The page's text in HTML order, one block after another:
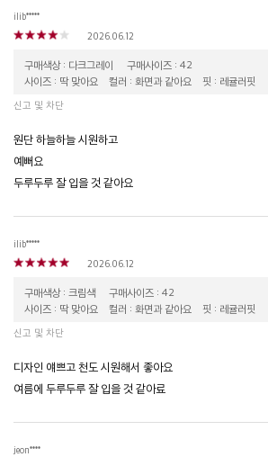
ilib*****
2026.06.12
구매색상 : 다크그레이
구매사이즈 : 42
사이즈 : 딱 맞아요
컬러 : 화면과 같아요 핏 : 레귤러핏
신고 및 차단
원단 하늘하늘 시원하고
예뻐요
두루두루 잘 입을 것 같아요
ilib*****
2026.06.12
구매색상 : 크림색
구매사이즈 : 42
사이즈 : 딱 맞아요
컬러 : 화면과 같아요 핏 : 레귤러핏
신고 및 차단
디자인 얘쁘고 천도 시원해서 좋아요
여름에 두루두루 잘 입을 것 같아료
jeon****